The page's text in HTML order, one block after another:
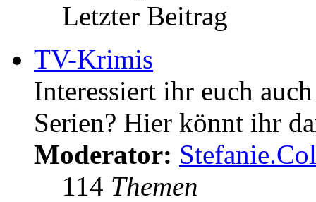
Letzter Beitrag
TV-Krimis
Interessiert ihr euch
Serien? Hier könnt ihr
Moderator:
114 Themen